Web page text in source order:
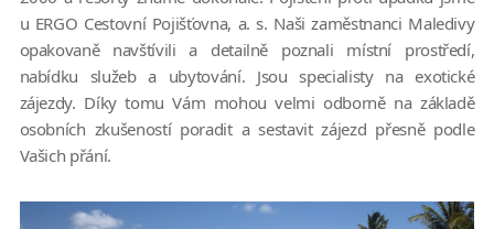
u ERGO Cestovní Pojišťovna, a. s. Naši zaměstnanci Maledivy
opakovaně navštívili a detailně poznali místní prostředí,
nabídku služeb a ubytování. Jsou specialisty na exotické
zájezdy. Díky tomu Vám mohou velmi odborně na základě
osobních zkušeností poradit a sestavit zájezd přesně podle
Vašich přání.